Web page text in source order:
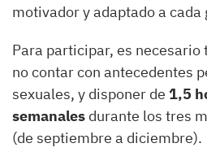
motivador y adaptado a cada
Para participar, es necesario
no contar con antecedentes
sexuales, y disponer de 1,5
semanales durante los tres
(de septiembre a diciembre).